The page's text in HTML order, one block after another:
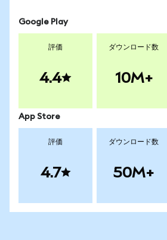
Google Play
評価
4.4
ダウンロード数
10M+
App Store
評価
4.7
ダウンロード数
50M+